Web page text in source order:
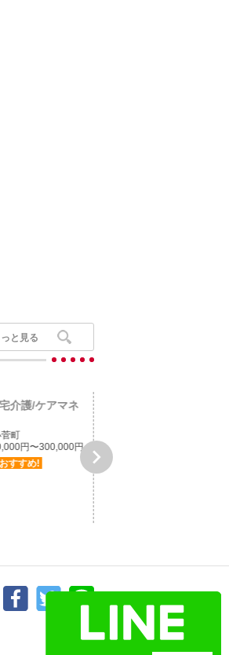
と見る
介護/ケアマネ
町
円〜300,000円
おすすめ! 